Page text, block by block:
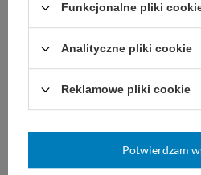
pacjenta, wielkości
a także od wybranej
chirurga.Nie są znane
przeciwwskazania do
poliamidowych JOST.
Przechowywać w
Funkcjonalne pliki
Analityczne pliki cookie
Reklamowe pliki cookie
Potwierdzam